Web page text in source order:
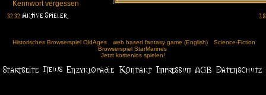
Kennwort vergessen
Historisches Browserspiel OldAges web based fantasy game (English)
Science-Fiction
Browserspiel StarMarines
Jetzt kostenlos spielen!